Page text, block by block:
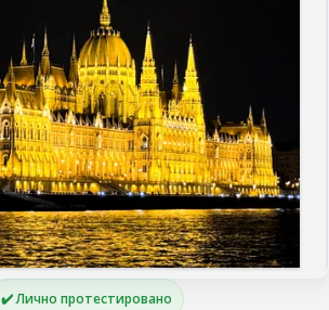
✔️ Лично протестировано